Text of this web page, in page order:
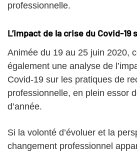
professionnelle.
L’impact de la crise du Covid-
Animée du 19 au 25 juin 2020,
également une analyse de
Covid-19 sur les pratiques de
professionnelle, en plein essor
d’année.
Si la volonté d’évoluer et la
changement professionnel